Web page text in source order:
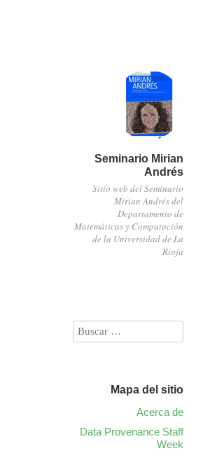
Seminario Mirian
Andrés
Sitio web del Seminario
Mirian Andrés del
Departamento de
Matemáticas y Computación
de la Universidad de La
Rioja
Mapa del sitio
Acerca de
Data Provenance Staff
Week